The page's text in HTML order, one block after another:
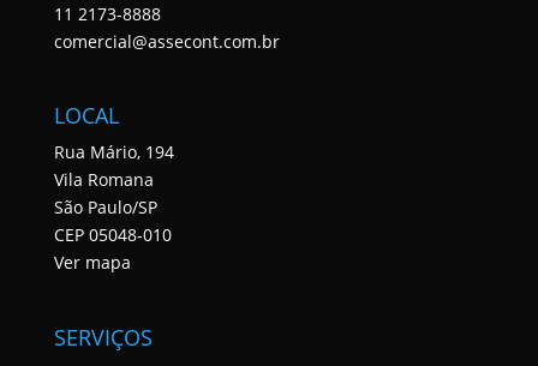
11 2173-8888
comercial@assecont.com.br
LOCAL
Rua Mário, 194
Vila Romana
São Paulo/SP
CEP 05048-010
Ver mapa
SERVIÇOS